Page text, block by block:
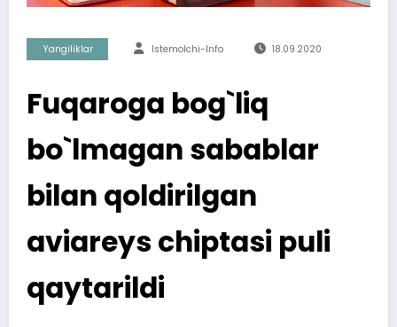
Yangiliklar Istemolchi-Info 18.09.2020
Fuqaroga bog`liq
bo`lmagan sabablar
bilan qoldirilgan
aviareys chiptasi puli
qaytarildi